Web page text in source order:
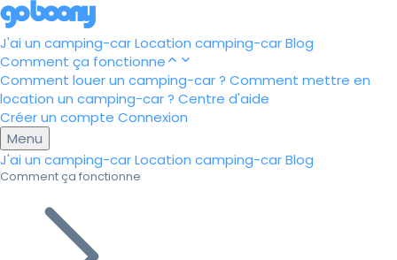
J'ai un camping-carLocation camping-carBlog
Comment ça fonctionne
Comment louer un camping-car ? Comment mettre en
location un camping-car ? Centre d'aide
Créer un compte Connexion
Menu
J'ai un camping-carLocation camping-carBlog
Comment ça fonctionne